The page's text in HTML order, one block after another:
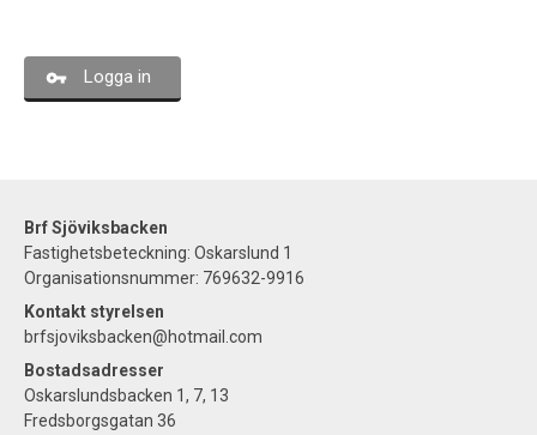
Logga in
Brf Sjöviksbacken
Fastighetsbeteckning: Oskarslund 1
Organisationsnummer: 769632-9916
Kontakt styrelsen
brfsjoviksbacken@hotmail.com
Bostadsadresser
Oskarslundsbacken 1, 7, 13
Fredsborgsgatan 36